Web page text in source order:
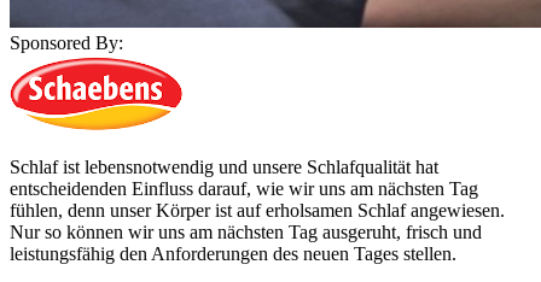
Sponsored By:
Schlaf ist lebensnotwendig und unsere Schlafqualität hat
entscheidenden Einfluss darauf, wie wir uns am nächsten Tag
fühlen, denn unser Körper ist auf erholsamen Schlaf angewiesen.
Nur so können wir uns am nächsten Tag ausgeruht, frisch und
leistungsfähig den Anforderungen des neuen Tages stellen.